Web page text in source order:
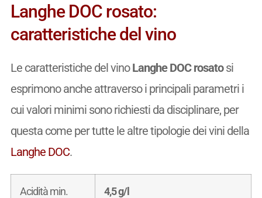
Langhe DOC rosato:
caratteristiche del vino
Le caratteristiche del vinoLanghe DOC rosatosi
esprimono anche attraverso i principali parametri i
cui valori minimi sono richiesti da disciplinare, per
questa come per tutte le altre tipologie dei vini della
Langhe DOC.
Acidità min. 4,5 g/l